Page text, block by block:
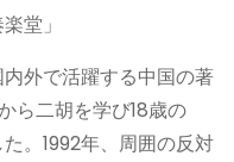
堂」
外で活躍する中国の著
ら二胡を学び18歳の
。1992年、周囲の反対